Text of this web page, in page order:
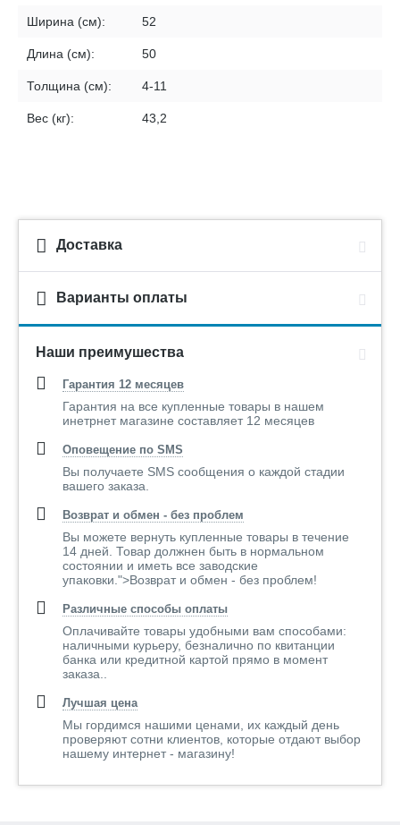
Ширина (см): 52
Длина (см): 50
Толщина (см): 4-11
Вес (кг): 43,2
Доставка
Варианты оплаты
Наши преимушества
Гарантия 12 месяцев
Гарантия на все купленные товары в нашем
инетрнет магазине составляет 12 месяцев
Оповещение по SMS
Вы получаете SMS сообщения о каждой стадии
вашего заказа.
Возврат и обмен - без проблем
Вы можете вернуть купленные товары в течение
14 дней. Товар должнен быть в нормальном
состоянии и иметь все заводские
упаковки.">Возврат и обмен - без проблем!
Различные способы оплаты
Оплачивайте товары удобными вам способами:
наличными курьеру, безналично по квитанции
банка или кредитной картой прямо в момент
заказа..
Лучшая цена
Мы гордимся нашими ценами, их каждый день
проверяют сотни клиентов, которые отдают выбор
нашему интернет - магазину!